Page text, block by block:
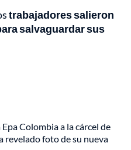
trabajadores salieron
salvaguardar sus
Epa Colombia a la cárcel de
revelado foto de su nueva